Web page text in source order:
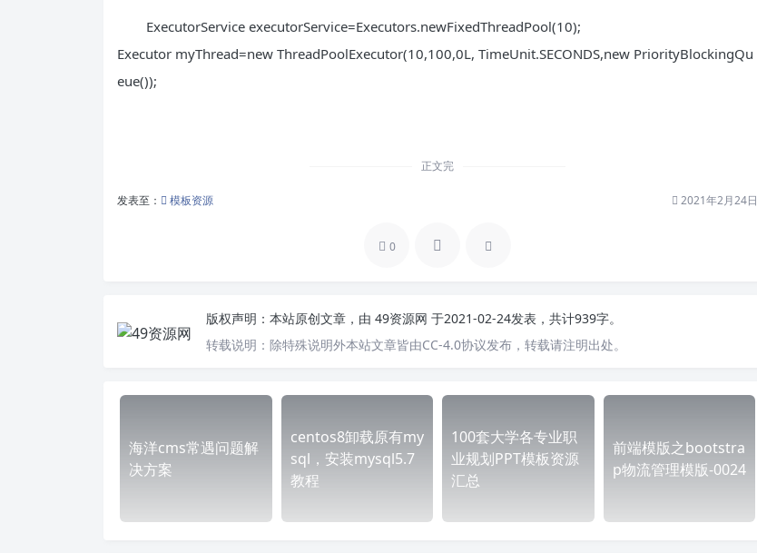
ExecutorService executorService=Executors.newFixedThreadPool(10);
Executor myThread=new ThreadPoolExecutor(10,100,0L, TimeUnit.SECONDS,new PriorityBlockingQu
eue());
正文完
发表至： 模板资源 2021年2月24日
0
版权声明： 本站原创文章，由 49资源网 于2021-02-24发表，共计939字。
转载说明： 除特殊说明外本站文章皆由CC-4.0协议发布，转载请注明出处。
海洋cms常遇问题解
决方案
centos8卸载原有my
sql，安装mysql5.7
教程
100套大学各专业职
业规划PPT模板资源
汇总
前端模版之bootstra
p物流管理模版-0024